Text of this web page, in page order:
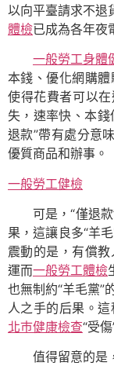
以向平臺請求不退
體檢已成為各年夜
一般勞工身體
本錢、優化網購
使得花費者可以
失，速率快、本錢
退款”帶有處分意
優質商品和辦事。
一般勞工健檢
可是，“僅退
果，這讓良多“羊
震動的是，有償教
運而一般勞工體檢
也無制約“羊毛黨”
人之手的后果。
北巿健康檢查“受傷
值得留意的是